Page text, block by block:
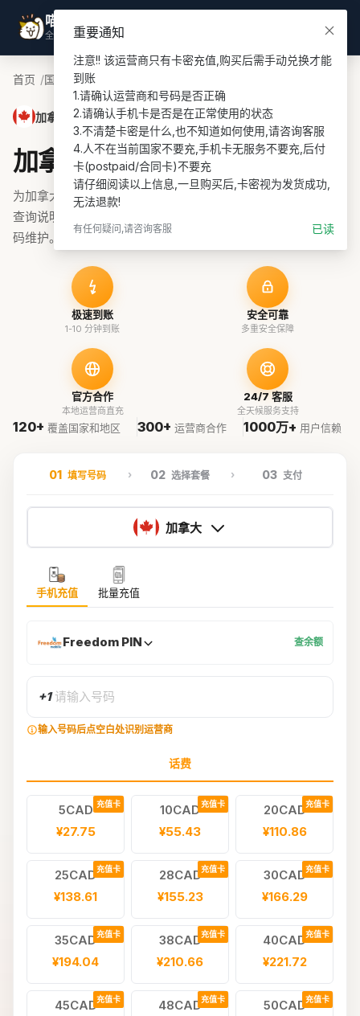
喵喵游全球
全球话费充值专家
首页 国家 加拿大话费充值
加拿大 · Freedom PIN
加拿大Freedom PIN话费充值
为加拿大Freedom PIN号码充值话费、流量或套餐，支持余额
查询说明、在线支付和订单协助，适合 prepaid 续费与海外号
码维护。
极速到账
1-10 分钟到账
安全可靠
多重安全保障
官方合作
本地运营商直充
24/7 客服
全天候服务支持
120+ 覆盖国家和地区 300+ 运营商合作 1000万+ 用户信赖
01 填写号码 02 选择套餐 03 支付
加拿大
手机充值 批量充值
Freedom PIN 查余额
+1 请输入号码
输入号码后点空白处识别运营商
话费
充值卡
5CAD
¥27.75
充值卡
10CAD
¥55.43
充值卡
20CAD
¥110.86
充值卡
25CAD
¥138.61
充值卡
28CAD
¥155.23
充值卡
30CAD
¥166.29
充值卡
35CAD
¥194.04
充值卡
38CAD
¥210.66
充值卡
40CAD
¥221.72
充值卡
45CAD
充值卡
48CAD
充值卡
50CAD
重要通知
注意!! 该运营商只有卡密充值,购买后需手动兑换才能
到账
1.请确认运营商和号码是否正确
2.请确认手机卡是否是在正常使用的状态
3.不清楚卡密是什么,也不知道如何使用,请咨询客服
4.人不在当前国家不要充,手机卡无服务不要充,后付
卡(postpaid/合同卡)不要充
请仔细阅读以上信息,一旦购买后,卡密视为发货成功,
无法退款!
有任何疑问,请咨询客服 已读